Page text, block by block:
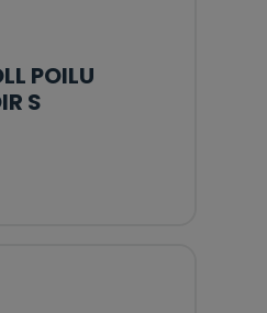
POILU
S